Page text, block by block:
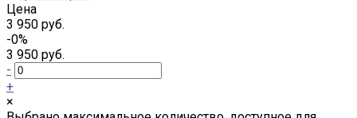
Цена
3 950 руб.
-0%
3 950 руб.
-
+
×